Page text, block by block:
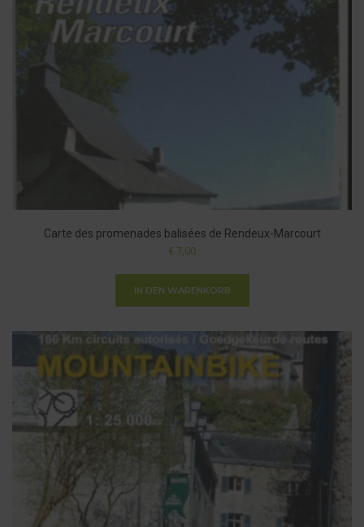
Carte des promenades balisées de Rendeux-Marcourt
€ 7,00
IN DEN WARENKORB